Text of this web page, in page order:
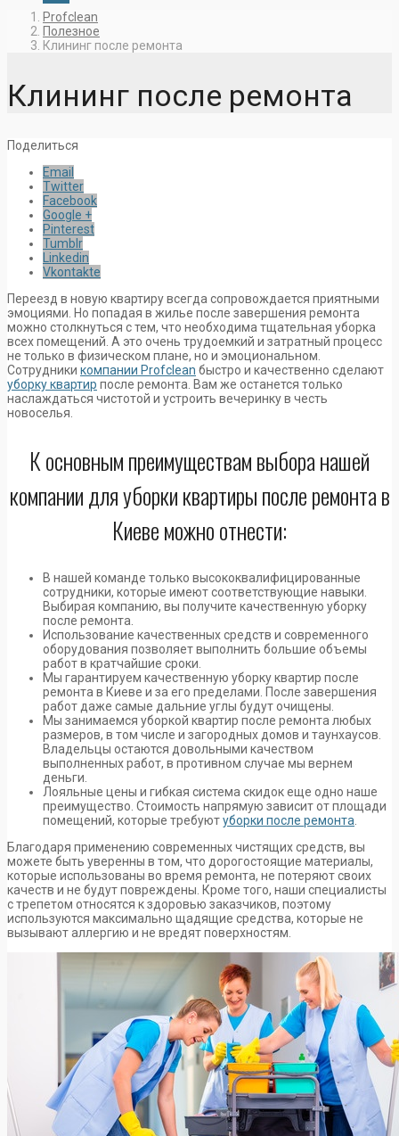
Profclean
Полезное
Клининг после ремонта
Клининг после ремонта
Поделиться
Email
Twitter
Facebook
Google +
Pinterest
Tumblr
Linkedin
Vkontakte
Переезд в новую квартиру всегда сопровождается приятными
эмоциями. Но попадая в жилье после завершения ремонта
можно столкнуться с тем, что необходима тщательная уборка
всех помещений. А это очень трудоемкий и затратный процесс
не только в физическом плане, но и эмоциональном.
Сотрудники компании Profclean быстро и качественно сделают
уборку квартир после ремонта. Вам же останется только
наслаждаться чистотой и устроить вечеринку в честь
новоселья.
К основным преимуществам выбора нашей
компании для уборки квартиры после ремонта в
Киеве можно отнести:
В нашей команде только высококвалифицированные
сотрудники, которые имеют соответствующие навыки.
Выбирая компанию, вы получите качественную уборку
после ремонта.
Использование качественных средств и современного
оборудования позволяет выполнить большие объемы
работ в кратчайшие сроки.
Мы гарантируем качественную уборку квартир после
ремонта в Киеве и за его пределами. После завершения
работ даже самые дальние углы будут очищены.
Мы занимаемся уборкой квартир после ремонта любых
размеров, в том числе и загородных домов и таунхаусов.
Владельцы остаются довольными качеством
выполненных работ, в противном случае мы вернем
деньги.
Лояльные цены и гибкая система скидок еще одно наше
преимущество. Стоимость напрямую зависит от площади
помещений, которые требуютуборки после ремонта.
Благодаря применению современных чистящих средств, вы
можете быть уверенны в том, что дорогостоящие материалы,
которые использованы во время ремонта, не потеряют своих
качеств и не будут повреждены. Кроме того, наши специалисты
с трепетом относятся к здоровью заказчиков, поэтому
используются максимально щадящие средства, которые не
вызывают аллергию и не вредят поверхностям.